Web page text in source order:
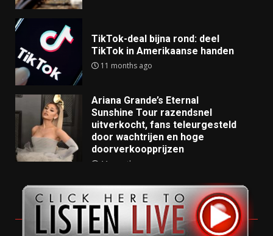
TikTok-deal bijna rond: deel
TikTok in Amerikaanse handen
11 months ago
Ariana Grande’s Eternal
Sunshine Tour razendsnel
uitverkocht, fans teleurgesteld
door wachtrijen en hoge
doorverkoopprijzen
11 months ago